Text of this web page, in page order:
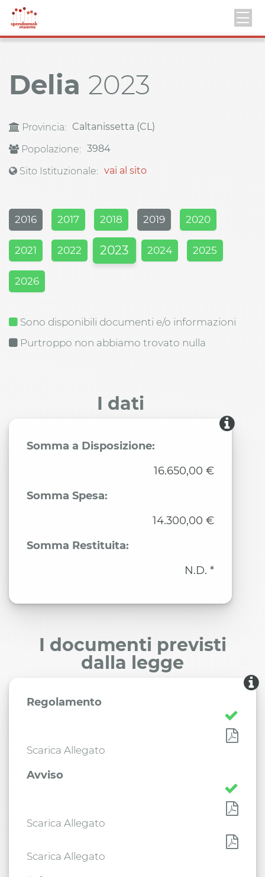
Delia 2023
Provincia:
Caltanissetta (CL)
Popolazione: 3984
Sito Istituzionale: vai al sito
2016 2017 2018 2019 2020
2021 2022 2023 2024 2025
2026
Sono disponibili documenti e/o informazioni
Purtroppo non abbiamo trovato nulla
I dati
Somma a Disposizione:
16.650,00 €
Somma Spesa:
14.300,00 €
Somma Restituita:
N.D. *
I documenti previsti
dalla legge
Regolamento
Scarica Allegato
Avviso
Scarica Allegato
Scarica Allegato